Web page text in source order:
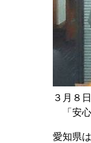
３月８
「安心
愛知県